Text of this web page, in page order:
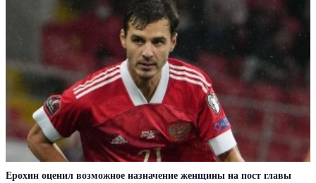
Ерохин оценил возможное назначение женщины на пост главы